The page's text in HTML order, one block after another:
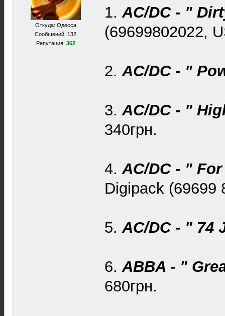
Откуда: Одесса
Сообщений: 132
Репутация: 362
1.AC/DC - "
(69699802022,
2.AC/DC - "
3.AC/DC - "
340грн.
4.AC/DC - "
Digipack (69699
5.AC/DC - " 74
6.ABBA - "
680грн.